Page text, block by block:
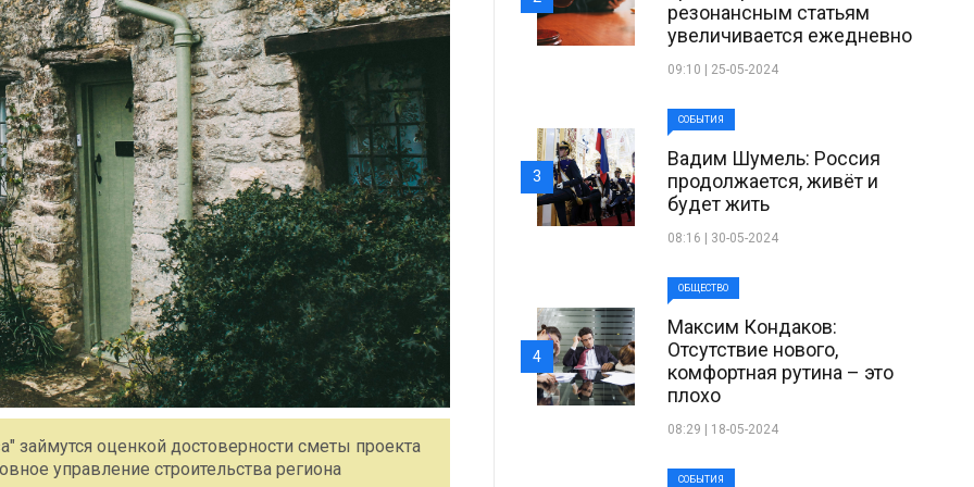
займутся оценкой достоверности сметы проекта
управление строительства региона
резонансным статьям
увеличивается ежедневно
09:10 | 25-05-2024
СОБЫТИЯ
Вадим Шумель: Россия
продолжается, живёт и
будет жить
08:16 | 30-05-2024
3
ОБЩЕСТВО
Максим Кондаков:
Отсутствие нового,
комфортная рутина – это
плохо
08:29 | 18-05-2024
4
СОБЫТИЯ